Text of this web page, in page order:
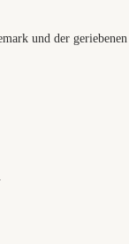
und der